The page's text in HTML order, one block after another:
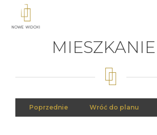
Poprzednie Wróć do planu